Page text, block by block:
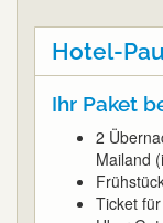
Hotel-
Ihr Paket
2
Mailand
Ticket